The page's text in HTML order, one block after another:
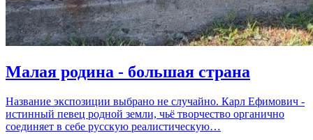
Малая родина - большая страна
Название экспозиции выбрано не случайно. Карл Ефимович -
истинный певец родной земли, чьё творчество органично
соединяет в себе русскую реалистическую…